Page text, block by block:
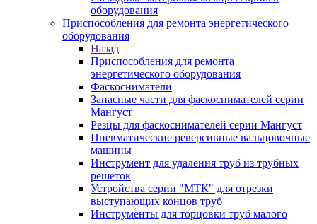
оборудования
Приспособления для ремонта энергетического
оборудования
Назад
Приспособления для ремонта
энергетического оборудования
Фаскосниматели
Запасные части для фаскоснимателей серии
Мангуст
Резцы для фаскоснимателей серии Мангуст
Пневматические реверсивные вальцовочные
машины
Инструмент для удаления труб из трубных
решеток
Устройства серии "МТК" для отрезки
выступающих концов труб
Инструменты для торцовки труб малого